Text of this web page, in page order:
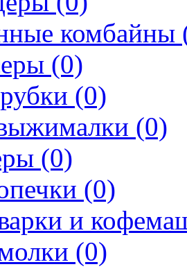
комбайны
(0)
(0)
(0)
(0)
(0)
и
(0)